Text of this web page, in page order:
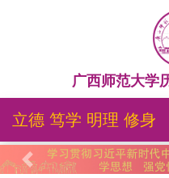
广西师范大学
立德 笃学 明理 修身
Previous